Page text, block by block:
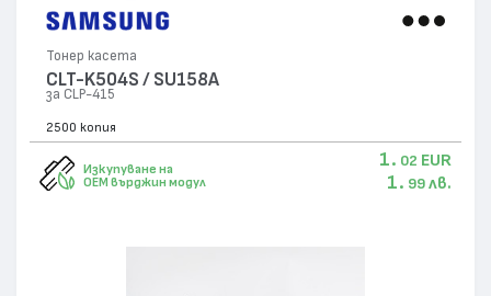
Тонер касета
CLT-K504S / SU158A
за CLP-415
2500 копия
Изкупуване на
OEM върджин модул
1. 02 EUR
1. 99 лв.